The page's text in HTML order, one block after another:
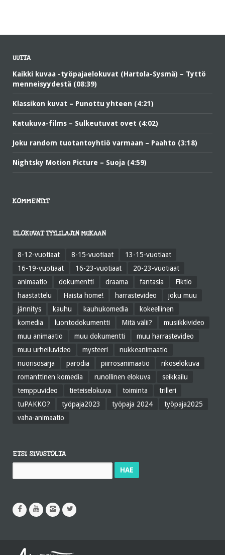
UUTTA
Kaikki kuvaa -työpajaelokuvat (Hartola-Sysmä) – Tyttö
menneisyydestä (08:39)
Klassikon kuvat – Punottu yhteen (4:21)
Katukuva-films – Sulkeutuvat ovet (4:02)
Joku random tuotantoyhtiö varmaan – Paahto (3:18)
Nightsky Motion Picture – Suoja (4:59)
KOMMENTIT
ELOKUVAT TYYLILAJIN MUKAAN
8-12-vuotiaat 8-15-vuotiaat
13-15-vuotiaat
16-19-vuotiaat
16-23-vuotiaat
20-23-vuotiaat
animaatio
dokumentti draama fantasia
Fiktio
haastattelu
Haista home! harrastevideo
joku muu
jännitys
kauhu kauhukomedia
kokeellinen
komedia
luontodokumentti Mitä välii?
musiikkivideo
muu animaatio
muu dokumentti
muu harrastevideo
muu urheiluvideo
mysteeri
nukkeanimaatio
nuorisosarja
parodia piirrosanimaatio
rikoselokuva
romanttinen komedia
runollinen elokuva
seikkailu
temppuvideo
tieteiselokuva toiminta
trilleri
tuPAKKO?
työpaja2023 työpaja 2024
työpaja2025
vaha-animaatio
ETSI SIVUSTOLTA